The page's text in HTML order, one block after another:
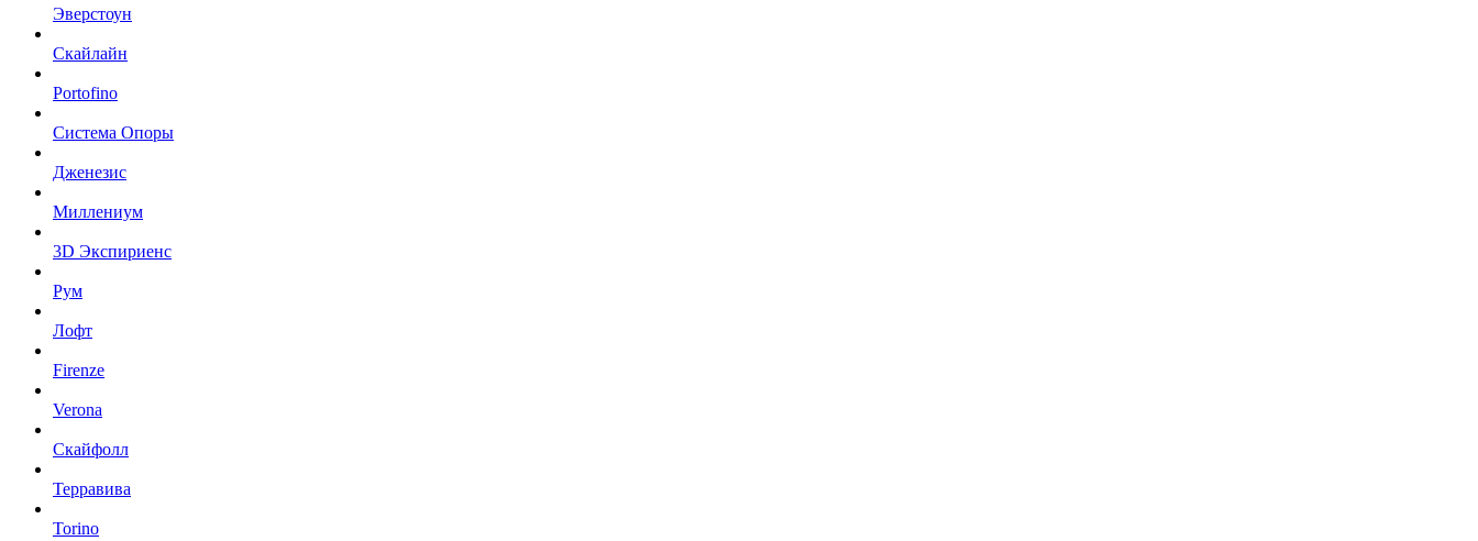
Эверстоун
Скайлайн
Portofino
Система Опоры
Дженезис
Миллениум
3D Экспириенс
Рум
Лофт
Firenze
Verona
Скайфолл
Терравива
Torino